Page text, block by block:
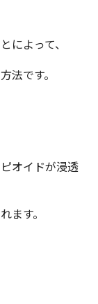
によって、
法です。
オイドが浸透
ます。